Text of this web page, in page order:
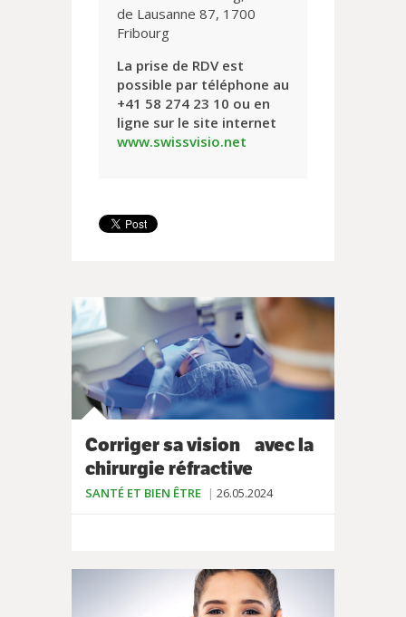
de Lausanne 87, 1700
Fribourg
La prise de RDV est
possible par téléphone au
+41 58 274 23 10 ou en
ligne sur le site internet
www.swissvisio.net
Corriger sa vision avec la
chirurgie réfractive
SANTÉ ET BIEN ÊTRE 26.05.2024